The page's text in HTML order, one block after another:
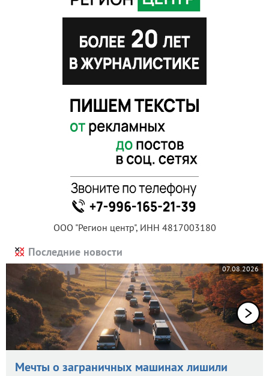
ООО "Регион центр", ИНН 4817003180
Последние новости
07.08.2026
Мечты о заграничных машинах лишили